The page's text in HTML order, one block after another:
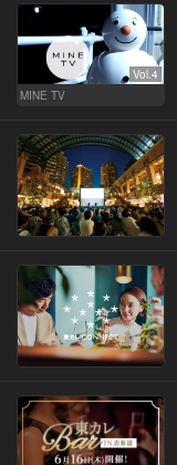
Vol.4
MINE TV